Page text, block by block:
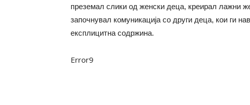
преземал слики од женски деца, креирал лажни
започнувал комуникација со други деца, кои ги
експлицитна содржина.
Error9